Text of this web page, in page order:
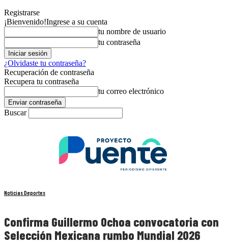
Registrarse
¡Bienvenido!Ingrese a su cuenta
tu nombre de usuario
tu contraseña
¿Olvidaste tu contraseña?
Recuperación de contraseña
Recupera tu contraseña
tu correo electrónico
Buscar
Noticias Deportes
Confirma Guillermo Ochoa convocatoria con
Selección Mexicana rumbo Mundial 2026